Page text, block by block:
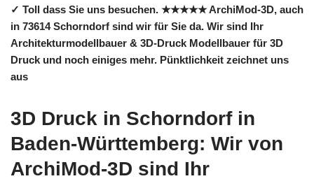
✓ Toll dass Sie uns besuchen. ★★★★★ ArchiMod-3D, auch
in 73614 Schorndorf sind wir für Sie da. Wir sind Ihr
Architekturmodellbauer & 3D-Druck Modellbauer für 3D
Druck und noch einiges mehr. Pünktlichkeit zeichnet uns
aus
3D Druck in Schorndorf in
Baden-Württemberg: Wir von
ArchiMod-3D sind Ihr